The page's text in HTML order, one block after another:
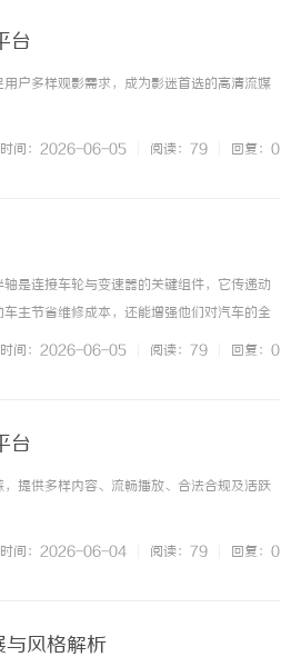
台
户多样观影需求，成为影迷首选的高清流媒
时间：2026-06-05 阅读：79 回复：0
是连接车轮与变速器的关键组件，它传递动
主节省维修成本，还能增强他们对汽车的全
一、了解汽车半轴的基本结构在进入拆卸步
时间：2026-06-05 阅读：79 回复：0
台
提供多样内容、流畅播放、合法合规及活跃
时间：2026-06-04 阅读：79 回复：0
风格解析